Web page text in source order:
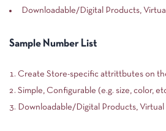
Downloadable/Digital Products,
Sample Number List
Create Store-specific attrittbutes on
Simple, Configurable (e.g. size, color,
Downloadable/Digital Products,